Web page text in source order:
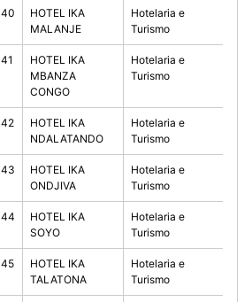
40
HOTEL IKA
MALANJE
Hotelaria e
Turismo
41
HOTEL IKA
MBANZA
CONGO
Hotelaria e
Turismo
42
HOTEL IKA
NDALATANDO
Hotelaria e
Turismo
43
HOTEL IKA
ONDJIVA
Hotelaria e
Turismo
44
HOTEL IKA
SOYO
Hotelaria e
Turismo
45
HOTEL IKA
TALATONA
Hotelaria e
Turismo